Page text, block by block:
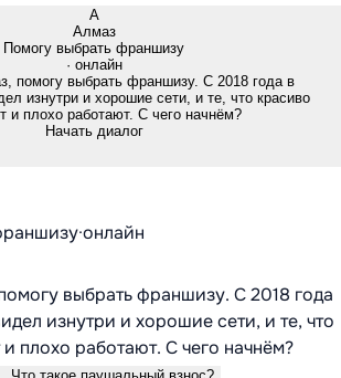
А
Алмаз
Помогу выбрать франшизу
· онлайн
помогу выбрать франшизу. С 2018 года в
изнутри и хорошие сети, и те, что красиво
и плохо работают. С чего начнём?
Начать диалог
·онлайн
выбрать франшизу. С 2018 года
изнутри и хорошие сети, и те, что
плохо работают. С чего начнём?